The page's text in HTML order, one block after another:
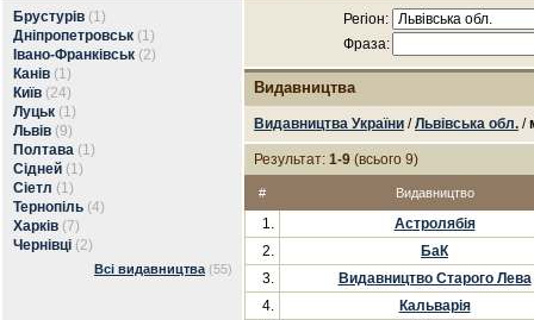
Брустурів (1)
Дніпропетровськ (1)
Івано-Франківськ (2)
Канів (1)
Київ (24)
Луцьк (1)
Львів (9)
Полтава (1)
Сідней (1)
Сіетл (1)
Тернопіль (4)
Харків (7)
Чернівці (2)
Всі видавництва (55)
Регіон:
Фраза:
Видавництва
Видавництва України /Львівська обл. /
Результат: 1-9 (всього 9)
# Видавництво
1.
Астролябія
2.
БаК
3.
Видавництво Старого Лева
4.
Кальварія